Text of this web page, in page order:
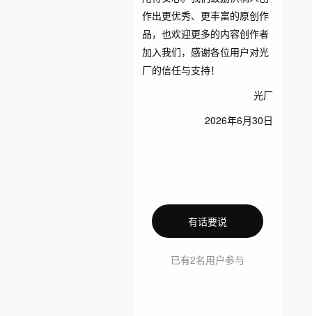
作出更优秀、更丰富的原创作
品，也欢迎更多的内容创作者
加入我们，感谢各位用户对光
厂的信任与支持！
光厂
2026年6月30日
有话要说
已有2名用户参与